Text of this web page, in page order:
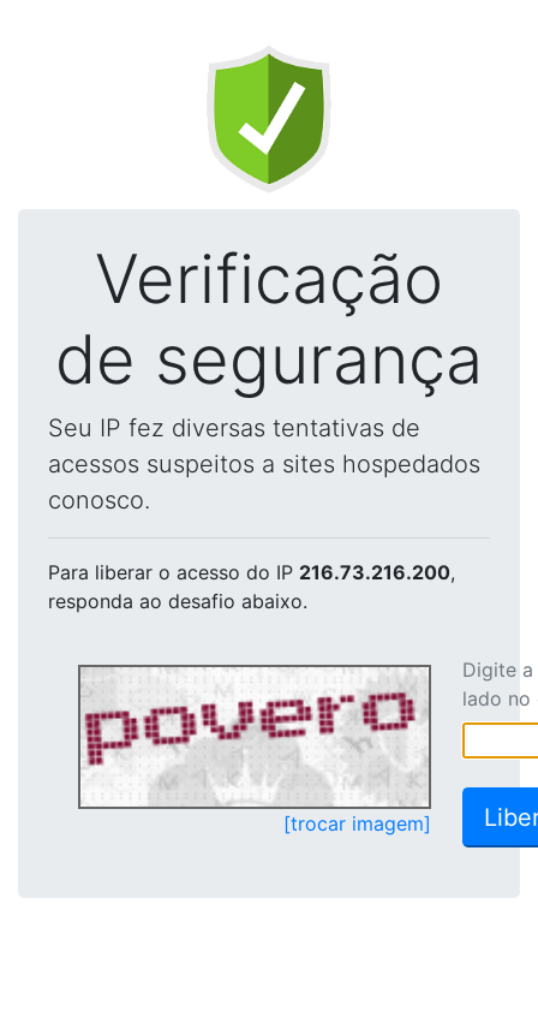
Verificação
de segurança
Seu IP fez diversas tentativas de
acessos suspeitos a sites hospedados
conosco.
Para liberar o acesso do IP 216.73.216.200,
responda ao desafio abaixo.
[trocar imagem]
Digite
lado no